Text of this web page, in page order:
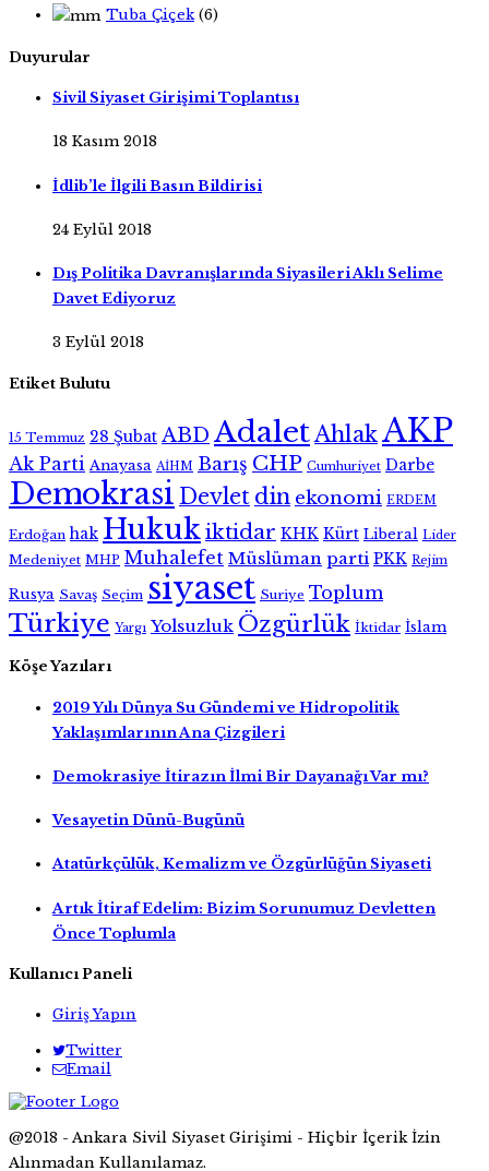
Tuba Çiçek(6)
Duyurular
Sivil Siyaset Girişimi Toplantısı
18 Kasım 2018
İdlib’le İlgili Basın Bildirisi
24 Eylül 2018
Dış Politika Davranışlarında Siyasileri Aklı Selime
Davet Ediyoruz
3 Eylül 2018
Etiket Bulutu
15 Temmuz 28 Şubat ABD AdaletAhlakAKP
Ak Parti Anayasa AİHM Barış CHP Cumhuriyet Darbe
Demokrasi Devlet din ekonomi ERDEM
Erdoğan hak Hukukiktidar KHK Kürt Liberal Lider
Medeniyet MHP Muhalefet Müslüman parti PKK Rejim
Rusya Savaş Seçim siyaset Suriye Toplum
Türkiye Yargı Yolsuzluk Özgürlük İktidar İslam
Köşe Yazıları
2019 Yılı Dünya Su Gündemi ve Hidropolitik
Yaklaşımlarının Ana Çizgileri
Demokrasiye İtirazın İlmi Bir Dayanağı Var mı?
Vesayetin Dünü-Bugünü
Atatürkçülük, Kemalizm ve Özgürlüğün Siyaseti
Artık İtiraf Edelim: Bizim Sorunumuz Devletten
Önce Toplumla
Kullanıcı Paneli
Giriş Yapın
Twitter
Email
@2018 - Ankara Sivil Siyaset Girişimi - Hiçbir İçerik İzin
Alınmadan Kullanılamaz.